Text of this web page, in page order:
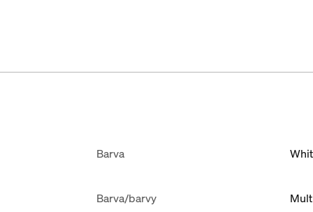
Barva
Barva/barvy